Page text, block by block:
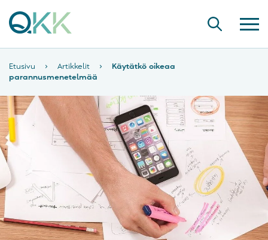
Etusivu › Artikkelit ›
Käytätkö oikeaa
parannusmenetelmää